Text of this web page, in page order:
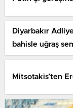
Diyarbakır
bahisle uğraş
Mitsotakis’ten